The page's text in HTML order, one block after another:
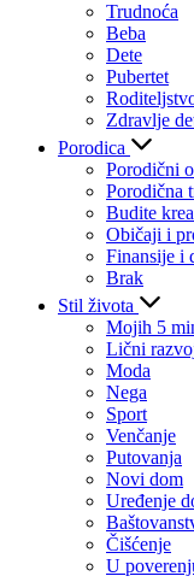
Trudnoća
Beba
Dete
Pubertet
Zdravlje
Porodica
Porodični
Porodična
Budite
Običaji i
Finansije i
Brak
Stil života
Mojih 5
Lični
Moda
Nega
Sport
Venčanje
Putovanja
Novi dom
Uređenje
Čišćenje
U